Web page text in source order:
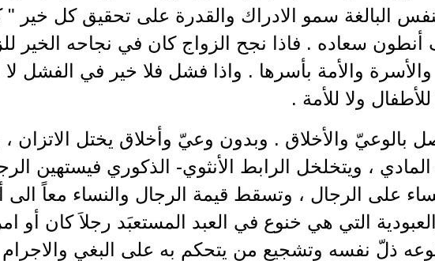
البالغة سمو الادراك والقدرة على تحقيق كل خير "
أنطون سعاده . فاذا نجح الزواج كان في نجاحه الخير
والأسرة والأمة بأسرها . واذا فشل فلا خير في الفشل لا
ولا للأمة .
بالوعيّ والأخلاق . وبدون وعيّ وأخلاق يختل الاتزان
، ويتخلخل الرابط الأنثوي- الذكوري فيستهين
على الرجال ، وتسقط قيمة الرجال والنساء معاً
التي هي خنوع في العبد المستعبَد رجلاَ كان أو
ذلّ نفسه وتشجيع من يتحكم به على البغي